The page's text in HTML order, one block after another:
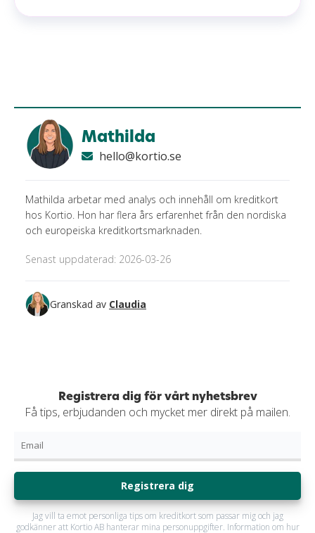
Mathilda
hello@kortio.se
Mathilda arbetar med analys och innehåll om kreditkort
hos Kortio. Hon har flera års erfarenhet från den nordiska
och europeiska kreditkortsmarknaden.
Senast uppdaterad: 2026-03-26
Granskad av Claudia
Registrera dig för vårt nyhetsbrev
Få tips, erbjudanden och mycket mer direkt på mailen.
Registrera dig
Jag vill ta emot personliga tips om kreditkort som passar mig och jag
godkänner att Kortio AB hanterar mina personuppgifter. Information om hur